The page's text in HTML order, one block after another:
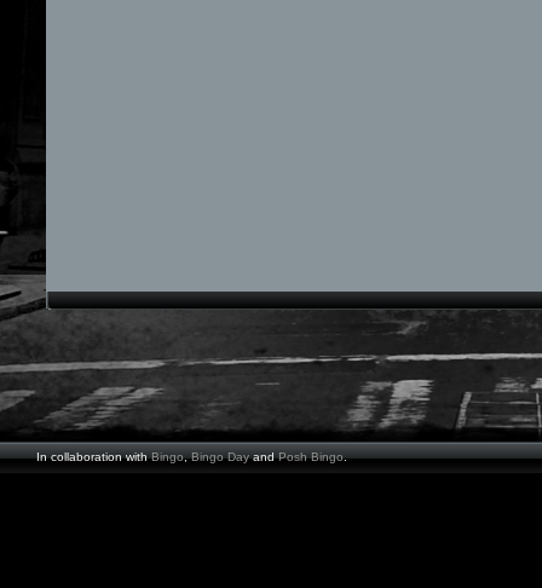
In collaboration withBingo,Bingo DayandPosh Bingo.